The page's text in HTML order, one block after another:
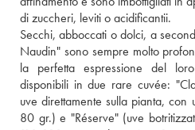
di zuccheri, leviti o acidificantii.
Secchi, abboccati o dolci, a
Naudin" sono sempre molto
la perfetta espressione del
disponibili in due rare cuvée:
uve direttamente sulla pianta,
80 gr.) e "Réserve" (uve